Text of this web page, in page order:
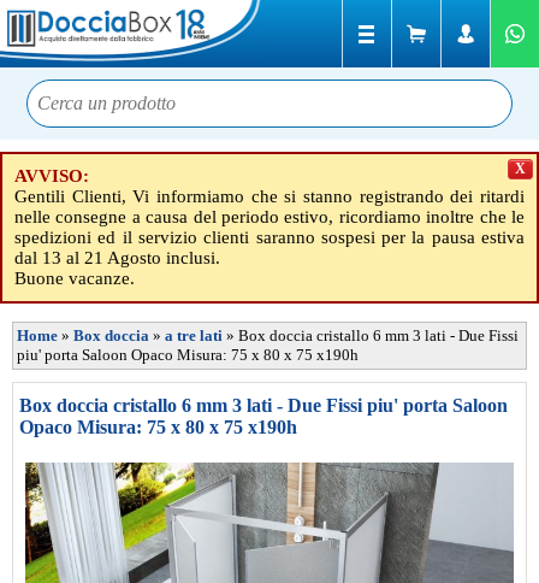
AVVISO:
Gentili Clienti, Vi informiamo che si stanno registrando dei ritardi
nelle consegne a causa del periodo estivo, ricordiamo inoltre che le
spedizioni ed il servizio clienti saranno sospesi per la pausa estiva
dal 13 al 21 Agosto inclusi.
Buone vacanze.
X
Home » Box doccia » a tre lati » Box doccia cristallo 6 mm 3 lati - Due Fissi
piu' porta Saloon Opaco Misura: 75 x 80 x 75 x190h
Box doccia cristallo 6 mm 3 lati - Due Fissi piu' porta Saloon
Opaco Misura: 75 x 80 x 75 x190h